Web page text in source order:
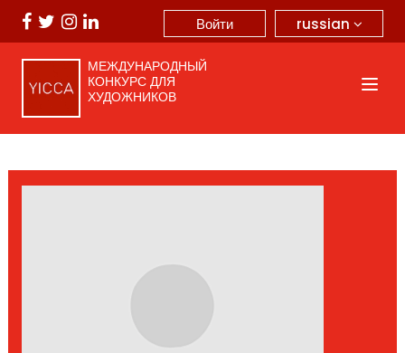
russian
Войти
МЕЖДУНАРОДНЫЙ
КОНКУРС ДЛЯ
ХУДОЖНИКОВ